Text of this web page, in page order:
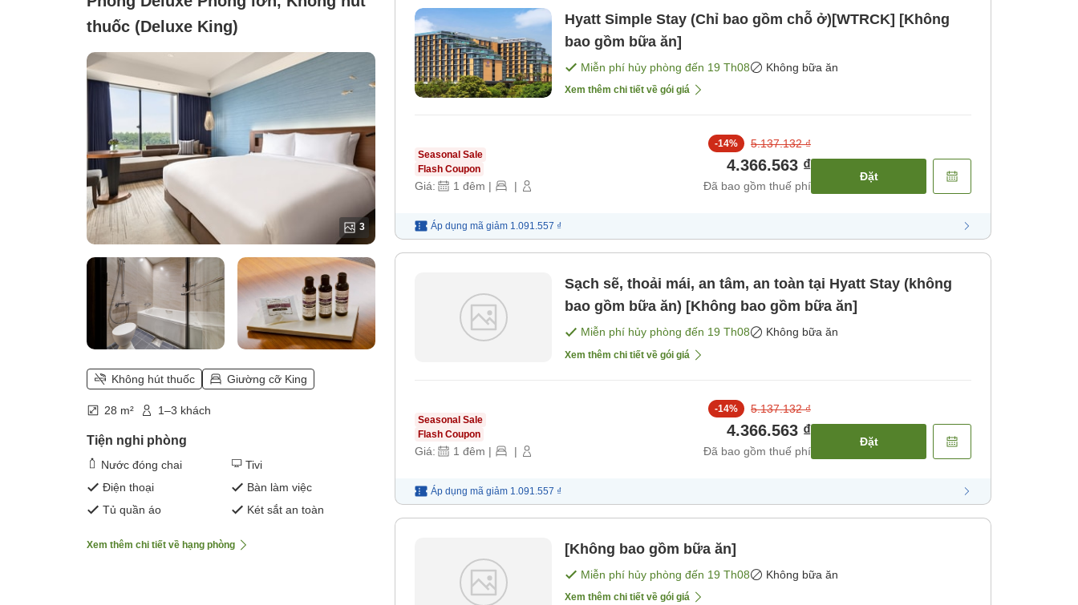
thuốc (Deluxe King)
3
Không hút thuốc Giường cỡ King
28 m² 1–3 khách
Tiện nghi phòng
Nước đóng chai
Tivi
Điện thoại
Bàn làm việc
Tủ quần áo
Két sắt an toàn
Xem thêm chi tiết về hạng phòng
Hyatt Simple Stay (Chỉ bao gồm chỗ ở)[WTRCK] [Không
bao gồm bữa ăn]
Miễn phí hủy phòng đến 19 Th08 Không bữa ăn
Xem thêm chi tiết về gói giá
Seasonal Sale
Flash Coupon
Giá: 1 đêm | |
-14% 5.137.132 ₫
4.366.563 ₫
Đã bao gồm thuế phí
Đặt
Áp dụng mã giảm 1.091.557 ₫
Sạch sẽ, thoải mái, an tâm, an toàn tại Hyatt Stay (không
bao gồm bữa ăn) [Không bao gồm bữa ăn]
Miễn phí hủy phòng đến 19 Th08 Không bữa ăn
Xem thêm chi tiết về gói giá
Seasonal Sale
Flash Coupon
Giá: 1 đêm | |
-14% 5.137.132 ₫
4.366.563 ₫
Đã bao gồm thuế phí
Đặt
Áp dụng mã giảm 1.091.557 ₫
[Không bao gồm bữa ăn]
Miễn phí hủy phòng đến 19 Th08 Không bữa ăn
Xem thêm chi tiết về gói giá